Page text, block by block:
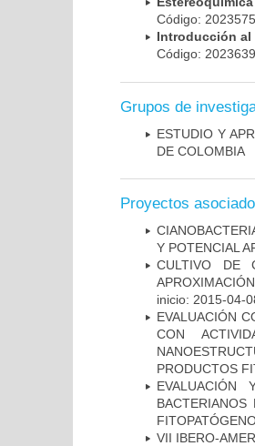
Código:
Introducción al
Código:
Grupos de
ESTUDIO Y
DE COLOMBIA
Proyectos
Y POTENCIAL
CULTIVO DE
inicio: 2015-04-
EVALUACIÓN
CON
PRODUCTOS
EVALUACIÓN
BACTERIANOS
VII IBERO-